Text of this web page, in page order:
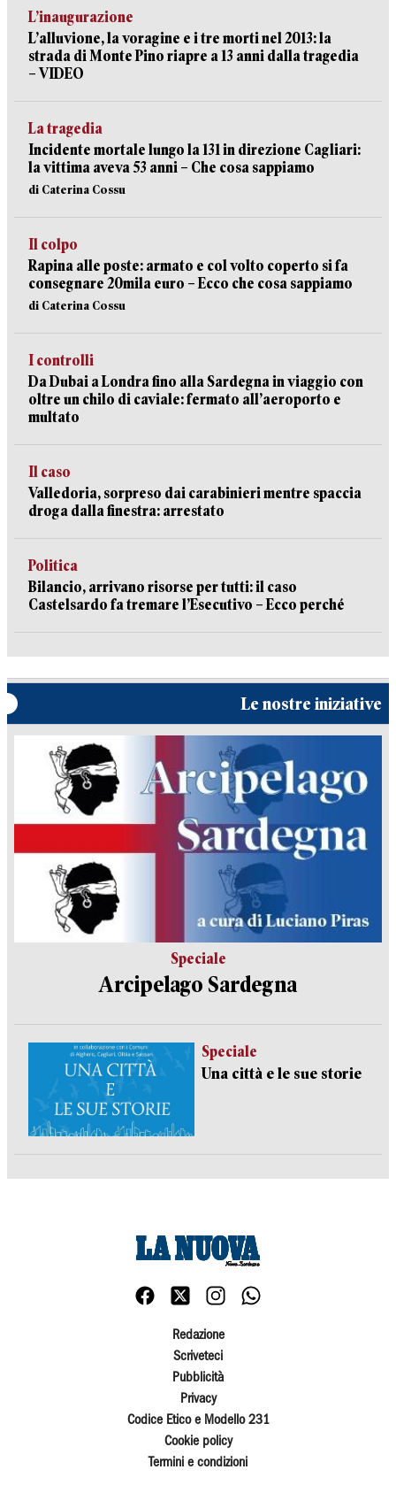
L’inaugurazione
L’alluvione, la voragine e i tre morti nel 2013: la
strada di Monte Pino riapre a 13 anni dalla tragedia
– VIDEO
La tragedia
Incidente mortale lungo la 131 in direzione Cagliari:
la vittima aveva 53 anni – Che cosa sappiamo
di Caterina Cossu
Il colpo
Rapina alle poste: armato e col volto coperto si fa
consegnare 20mila euro – Ecco che cosa sappiamo
di Caterina Cossu
I controlli
Da Dubai a Londra fino alla Sardegna in viaggio con
oltre un chilo di caviale: fermato all’aeroporto e
multato
Il caso
Valledoria, sorpreso dai carabinieri mentre spaccia
droga dalla finestra: arrestato
Politica
Bilancio, arrivano risorse per tutti: il caso
Castelsardo fa tremare l’Esecutivo – Ecco perché
Le nostre iniziative
Speciale
Arcipelago Sardegna
Speciale
Una città e le sue storie
Redazione
Scriveteci
Pubblicità
Privacy
Codice Etico e Modello 231
Cookie policy
Termini e condizioni